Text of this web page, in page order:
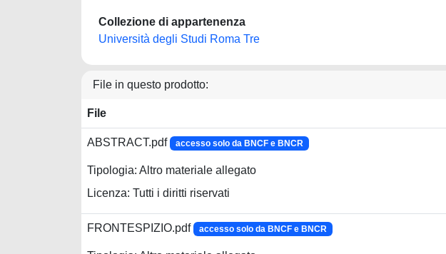
Collezione di appartenenza
Università degli Studi Roma Tre
File in questo prodotto:
File
ABSTRACT.pdf accesso solo da BNCF e BNCR
Tipologia: Altro materiale allegato
Licenza: Tutti i diritti riservati
FRONTESPIZIO.pdf accesso solo da BNCF e BNCR